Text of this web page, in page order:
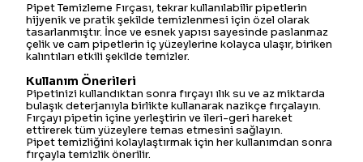
Pipet Temizleme Fırçası, tekrar kullanılabilir pipetlerin
hijyenik ve pratik şekilde temizlenmesi için özel olarak
tasarlanmıştır. İnce ve esnek yapısı sayesinde paslanmaz
çelik ve cam pipetlerin iç yüzeylerine kolayca ulaşır, biriken
kalıntıları etkili şekilde temizler.
Kullanım Önerileri
Pipetinizi kullandıktan sonra fırçayı ılık su ve az miktarda
bulaşık deterjanıyla birlikte kullanarak nazikçe fırçalayın.
Fırçayı pipetin içine yerleştirin ve ileri-geri hareket
ettirerek tüm yüzeylere temas etmesini sağlayın.
Pipet temizliğini kolaylaştırmak için her kullanımdan sonra
fırçayla temizlik önerilir.